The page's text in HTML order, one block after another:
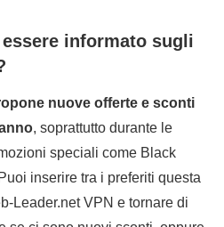
informato sugli
nuove offerte e sconti
, soprattutto durante le
speciali come Black
inserire tra i preferiti questa
Leader.net VPN e tornare di